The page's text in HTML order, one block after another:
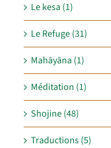
Le kesa (1)
Le Refuge (31)
Mahāyāna (1)
Méditation (1)
Shojine (48)
Traductions (5)